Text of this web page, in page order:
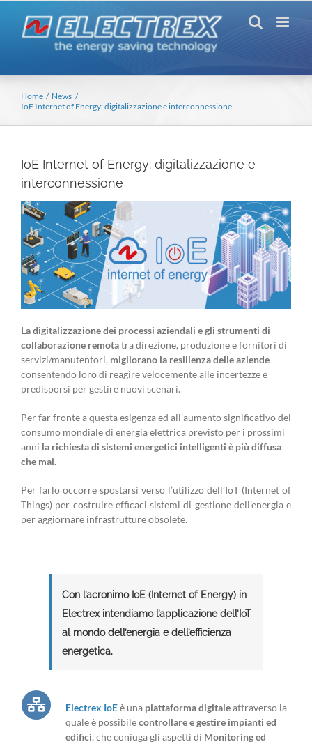
contenuto
Home
News
IoE Internet of Energy: digitalizzazione e interconnessione
IoE Internet of Energy: digitalizzazione e
interconnessione
La digitalizzazione dei processi aziendali e gli strumenti di
collaborazione remotatra direzione, produzione e fornitori di
servizi/manutentori, migliorano la resilienza delle aziende
consentendo loro di reagire velocemente alle incertezze e
predisporsi per gestire nuovi scenari.
Per far fronte a questa esigenza ed all’aumento significativo del
consumo mondiale di energia elettrica previsto per i prossimi
anni la richiesta di sistemi energetici intelligenti è più diffusa
che mai.
Per farlo occorre spostarsi verso l’utilizzo dell’IoT (Internet of
Things) per costruire efficaci sistemi di gestione dell’energia e
per aggiornare infrastrutture obsolete.
Con l’acronimo IoE (Internet of Energy) in
Electrex intendiamo l’applicazione dell’IoT
al mondo dell’energia e dell’efficienza
energetica.
Electrex IoEè una piattaforma digitaleattraverso la
quale è possibilecontrollare e gestire impianti ed
edifici, che coniuga gli aspetti di Monitoring ed